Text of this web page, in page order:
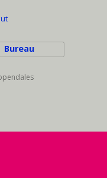
Bureau